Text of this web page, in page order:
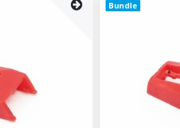
Bundle